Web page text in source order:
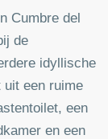
Cumbre del
de
idyllische
uit een ruime
een
en een